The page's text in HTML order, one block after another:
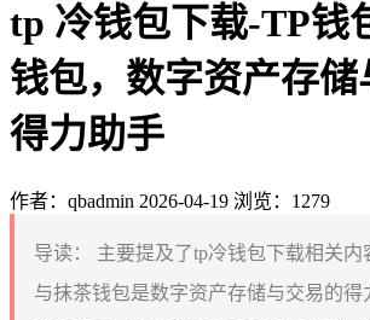
tp 冷钱包下载-TP钱
钱包，数字资产存储
得力助手
作者：qbadmin 2026-04-19 浏览：1279
导读：
主要提及了tp冷钱包下载相关内
与抹茶钱包是数字资产存储与交易的得